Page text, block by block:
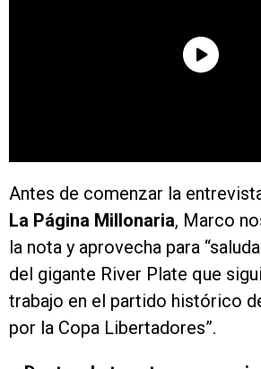
Antes de comenzar la
La Página Millonaria, Marco
la nota y aprovecha para
del gigante River Plate que
trabajo en el partido histórico
por la Copa Libertadores”.